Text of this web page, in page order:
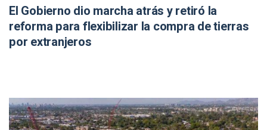
El Gobierno dio marcha atrás y retiró la
reforma para flexibilizar la compra de tierras
por extranjeros